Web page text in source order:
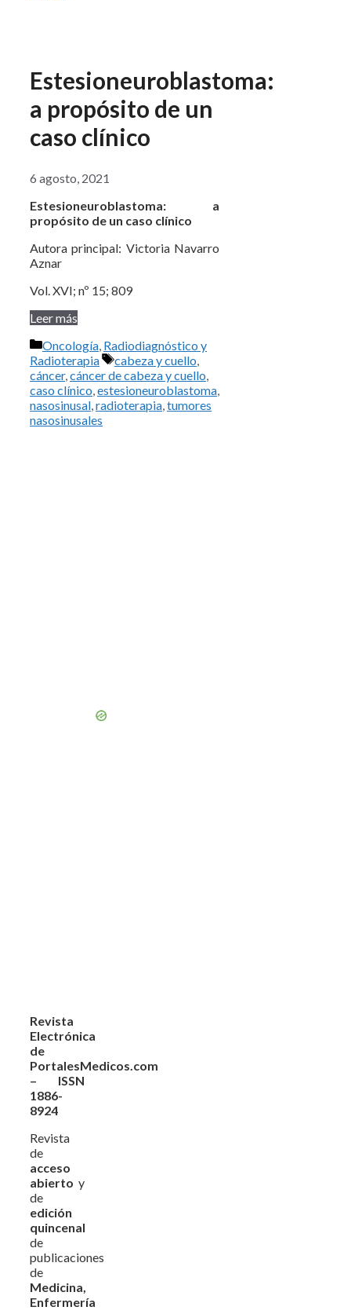
Estesioneuroblastoma:
a propósito de un
caso clínico
6 agosto, 2021
Estesioneuroblastoma: a
propósito de un caso clínico
Autora principal: Victoria Navarro
Aznar
Vol. XVI; nº 15; 809
Leer más
Categorías
Oncología Radiodiagnóstico y
Radioterapia
Etiquetas
cabeza y cuello
cáncer, cáncer de cabeza y cuello
caso clínico estesioneuroblastoma
nasosinusal radioterapia tumores
nasosinusales
Revista
Electrónica
de
PortalesMedicos.com
– ISSN
1886-
8924
Revista
de
acceso
abierto y
de
edición
quincenal
de
publicaciones
de
Medicina,
Enfermería